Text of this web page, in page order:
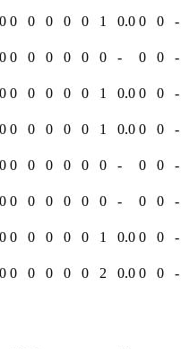
0 0 0 0 0 0 1 0.0 0 0 -
0 0 0 0 0 0 0 - 0 0 -
0 0 0 0 0 0 1 0.0 0 0 -
0 0 0 0 0 0 1 0.0 0 0 -
0 0 0 0 0 0 0 - 0 0 -
0 0 0 0 0 0 0 - 0 0 -
0 0 0 0 0 0 1 0.0 0 0 -
0 0 0 0 0 0 2 0.0 0 0 -